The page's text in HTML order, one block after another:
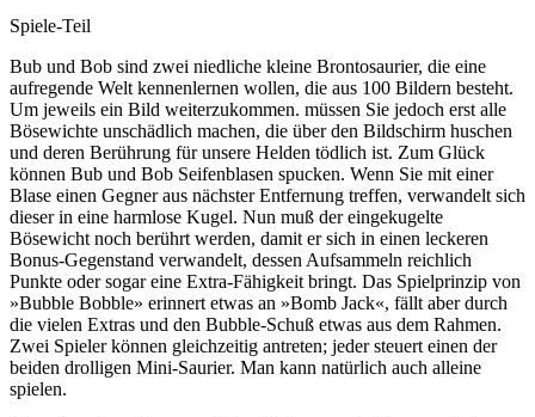
Spiele-Teil
Bub und Bob sind zwei niedliche kleine Brontosaurier, die eine
aufregende Welt kennenlernen wollen, die aus 100 Bildern besteht.
Um jeweils ein Bild weiterzukommen. müssen Sie jedoch erst alle
Bösewichte unschädlich machen, die über den Bildschirm huschen
und deren Berührung für unsere Helden tödlich ist. Zum Glück
können Bub und Bob Seifenblasen spucken. Wenn Sie mit einer
Blase einen Gegner aus nächster Entfernung treffen, verwandelt sich
dieser in eine harmlose Kugel. Nun muß der eingekugelte
Bösewicht noch berührt werden, damit er sich in einen leckeren
Bonus-Gegenstand verwandelt, dessen Aufsammeln reichlich
Punkte oder sogar eine Extra-Fähigkeit bringt. Das Spielprinzip von
»Bubble Bobble» erinnert etwas an »Bomb Jack«, fällt aber durch
die vielen Extras und den Bubble-Schuß etwas aus dem Rahmen.
Zwei Spieler können gleichzeitig antreten; jeder steuert einen der
beiden drolligen Mini-Saurier. Man kann natürlich auch alleine
spielen.